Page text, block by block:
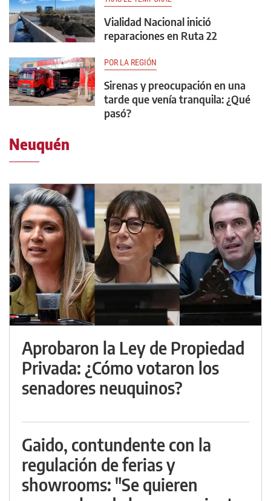
Vialidad Nacional inició
reparaciones en Ruta 22
POR LA REGIÓN
Sirenas y preocupación en una
tarde que venía tranquila: ¿Qué
pasó?
Neuquén
Aprobaron la Ley de Propiedad
Privada: ¿Cómo votaron los
senadores neuquinos?
Gaido, contundente con la
regulación de ferias y
showrooms: "Se quieren